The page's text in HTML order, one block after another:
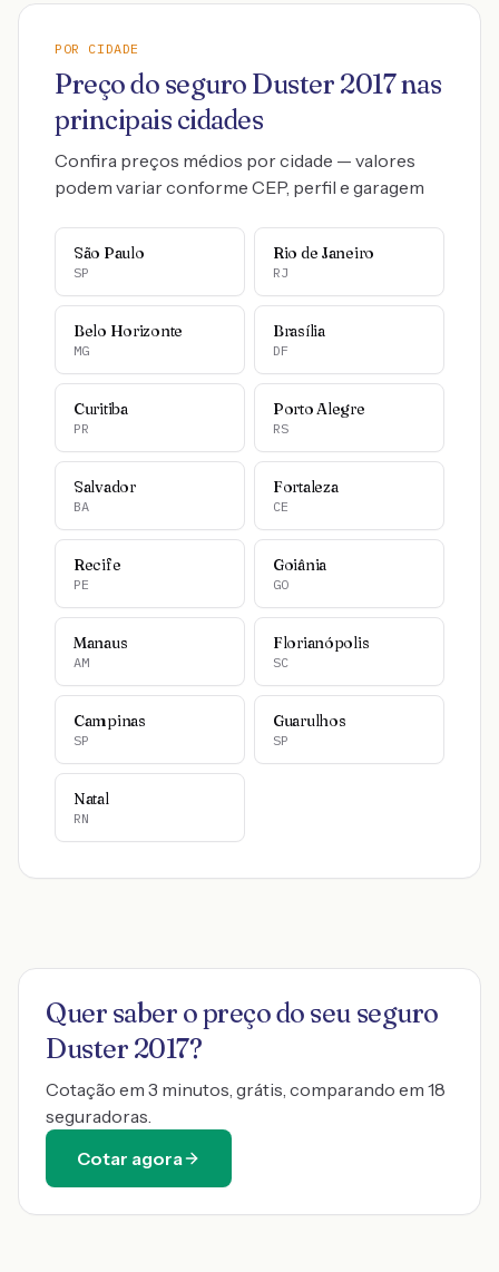
POR CIDADE
Preço do seguro Duster 2017nas
principais cidades
Confira preços médios por cidade — valores
podem variar conforme CEP, perfil e garagem
São Paulo
SP
Rio de Janeiro
RJ
Belo Horizonte
MG
Brasília
DF
Curitiba
PR
Porto Alegre
RS
Salvador
BA
Fortaleza
CE
Recife
PE
Goiânia
GO
Manaus
AM
Florianópolis
SC
Campinas
SP
Guarulhos
SP
Natal
RN
Quer saber o preço do seu seguro
Duster 2017?
Cotação em 3 minutos, grátis, comparando em 18
seguradoras.
Cotar agora